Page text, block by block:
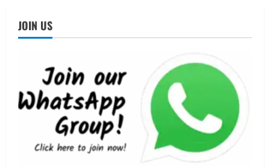
JOIN US
5
जिलाधिकारी/जिला निर्वाचन अधिकारी ने
सहसपुर विधानसभा क्षेत्र के पोलिंग बूथों का
निरीक्षण कर एसआईआर आपत्ति निस्तारण
शिविर की व्यवस्थाओं का लिया जायजा
August 6, 2026
UTTARAKHAND NEWS
मुख्यमंत्री ने हर घर तिरंगा यात्रा कार्यक्रम में